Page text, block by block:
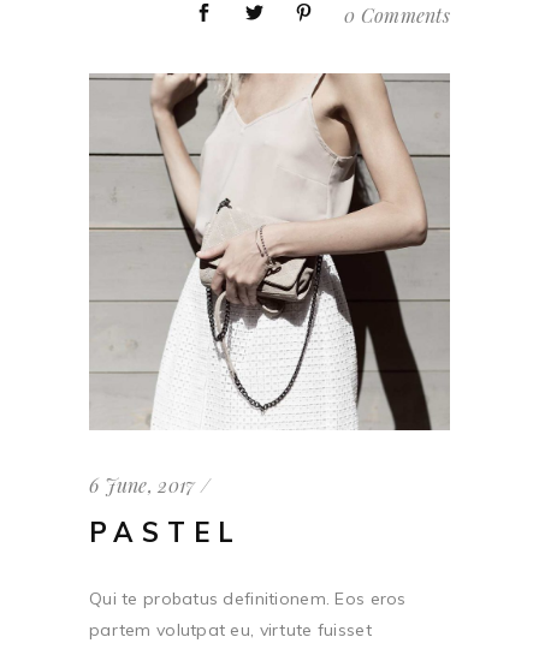
0 Comments
6 June, 2017
PASTEL
Qui te probatus definitionem. Eos eros
partem volutpat eu, virtute fuisset